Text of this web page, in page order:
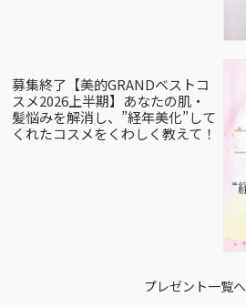
募集終了【美的GRANDベストコ
スメ2026上半期】あなたの肌・
髪悩みを解消し、”経年美化”して
くれたコスメをくわしく教えて！
プレゼント一覧へ